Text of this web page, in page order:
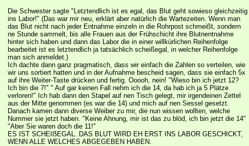
Die Schwester sagte "Letztendlich ist es egal, das Blut geht sowieso gleichzeitig
ins Labor!" (Das war mir neu, erklärt aber natürlich die Wartezeiten. Wenn man
das Blut nicht nach jeder Entnahme einzeln in die Rohrpost schmeißt, sondern
ne Stunde sammelt, bis alle Frauen aus der Frühschicht ihre Blutnentnahme
hinter sich haben und dann das Labor die in einer willkürlichen Reihenfolge
bearbeitet ist es letztendlich ja tatsächlich scheißegal, in welcher Reihenfolge
man sich anmeldet.)
Ich dachte dann ganz pragmatisch, dass wir einfach die Zahlen so verteilen, wie
wir uns sortiert hatten und in der Aufnahme bescheid sagen, dass sie einfach 5x
auf ihre Weiter-Taste drücken und fertig. Ooooh, nein! "Wieso bin ich jetzt 12?
Ich bin die 7!" " Auf gar keinen Fall nehm ich die 14, da hab ich ja 5 Plätze
verloren!" Ich hab dann den Stapel auf nen Tisch gelegt, mir irgendeinen Zettel
aus der Mitte genommen (es war die 14) und mich auf nen Sessel gesetzt.
Danach kamen dann diverse Weiber zu mir, die nun wissen wollten, welche
Nummer sie jetzt haben. "Keine Ahnung, mir ist das zu blöd, ich bin jetzt die 14"
"Aber Sie waren doch die 11!"
ES IST SCHEIẞEGAL. DAS BLUT WIRD EH ERST INS LABOR GESCHICKT,
WENN ALLE WELCHES ABGEGEBEN HABEN.